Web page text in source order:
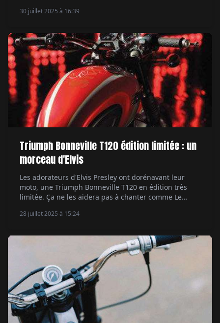
courant que le sien, voici sa SR500 flat track
30 juillet 2025 à 16:39
Triumph Bonneville T120 édition limitée : un
morceau d'Elvis
Les adorateurs d'Elvis Presley ont dorénavant leur
moto, une Triumph Bonneville T120 en édition très
limitée. Ça ne les aidera pas à chanter comme Le
d'histoire. Par Ethan Valentin.
28 juillet 2025 à 15:24